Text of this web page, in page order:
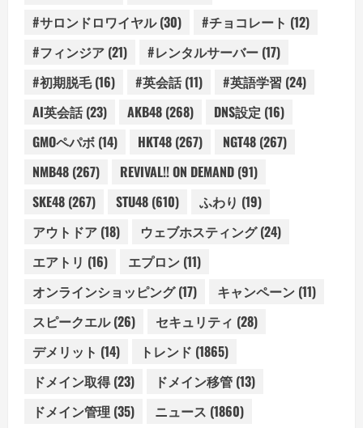
#サロンドロワイヤル(30) #チョコレート (12)
#フィンジア (21) #レンタルサーバー (17)
#初期脱毛(16) #英会話(11) #英語学習 (24)
AI英会話(23) AKB48 (268) DNS設定 (16)
GMOペパボ (14) HKT48 (267) NGT48 (267)
NMB48 (267) REVIVAL!! ON DEMAND (91)
SKE48 (267) STU48 (610) ふわり (19)
アウトドア (18) ウェブホスティング(24)
エアトリ (16) エプロン (11)
オンラインショッピング(17) キャンペーン (11)
スピークエル(26) セキュリティ (28)
デメリット (14) トレンド (1865)
ドメイン取得(23) ドメイン移管 (13)
ドメイン管理 (35) ニュース (1860)